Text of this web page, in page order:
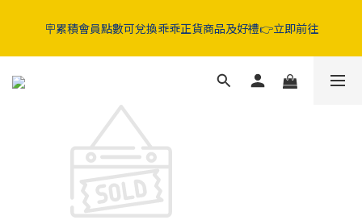
GABA益生菌
🪧累積會員點數可兌換乖乖正貨商品及好禮👉立即前往
5折起‼️晶亮葉黃素 / 好眠膠囊 / 純淨益生菌 / 舒敏益生菌 / 蔓越莓